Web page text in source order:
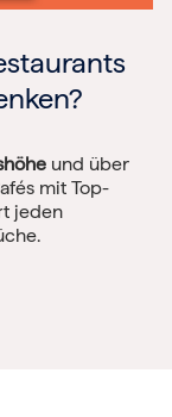
und über
mit Top-
jeden